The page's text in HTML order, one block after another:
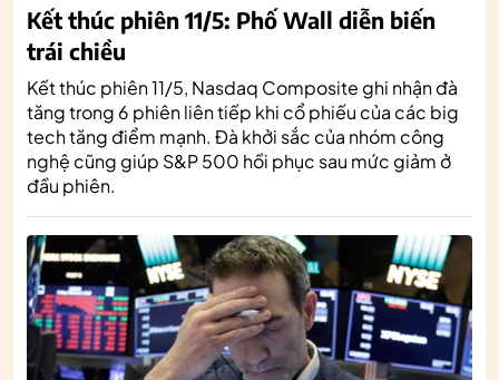
Kết thúc phiên 11/5: Phố Wall diễn biến
trái chiều
Kết thúc phiên 11/5, Nasdaq Composite ghi nhận đà
tăng trong 6 phiên liên tiếp khi cổ phiếu của các big
tech tăng điểm mạnh. Đà khởi sắc của nhóm công
nghệ cũng giúp S&P 500 hồi phục sau mức giảm ở
đầu phiên.